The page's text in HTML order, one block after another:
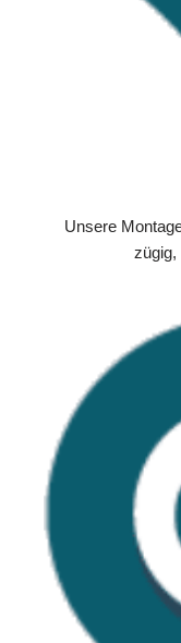
Unsere
zügig,